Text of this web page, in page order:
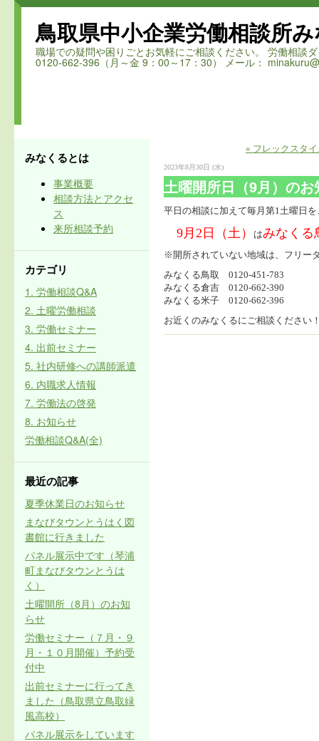
鳥取県中小企業労働相談所
職場での疑問や困りごとお気軽にご相談ください。 労働相
0120-662-396（月～金 9：00～17：30） メール：
みなくるとは
事業概要
相談方法とアクセ
ス
来所相談予約
カテゴリ
1. 労働相談Q&A
2. 土曜労働相談
3. 労働セミナー
4. 出前セミナー
5. 社内研修への講師派遣
6. 内職求人情報
7. 労働法の啓発
8. お知らせ
労働相談Q&A(全)
最近の記事
夏季休業日のお知らせ
まなびタウンとうはく図
書館に行きました
パネル展示中です（琴浦
町まなびタウンとうは
く）
土曜開所（8月）のお知
らせ
労働セミナー（７月・９
月・１０月開催）予約受
付中
出前セミナーに行ってき
ました（鳥取県立鳥取緑
風高校）
パネル展示をしています
« フレックスタ
2023年8月30日 (水)
土曜開所日（9月）のお
平日の相談に加えて毎月第1土曜日
9月2日（土） はみなくる
※開所されていない地域は、フリー
みなくる鳥取 0120-451-783
みなくる倉吉 0120-662-390
みなくる米子 0120-662-396
お近くのみなくるにご相談ください